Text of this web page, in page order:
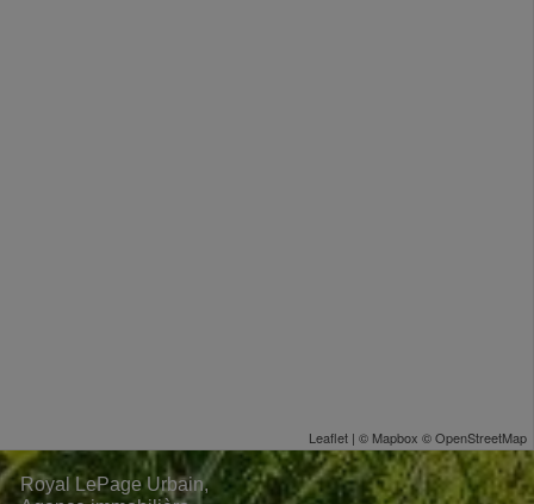
Leaflet | © Mapbox ©OpenStreetMap
Royal LePage Urbain,